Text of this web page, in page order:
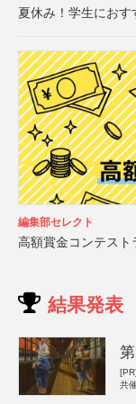
夏休み！学生におす
編集部セレクト
高額賞金コンテスト
結果発表
[PR]
共